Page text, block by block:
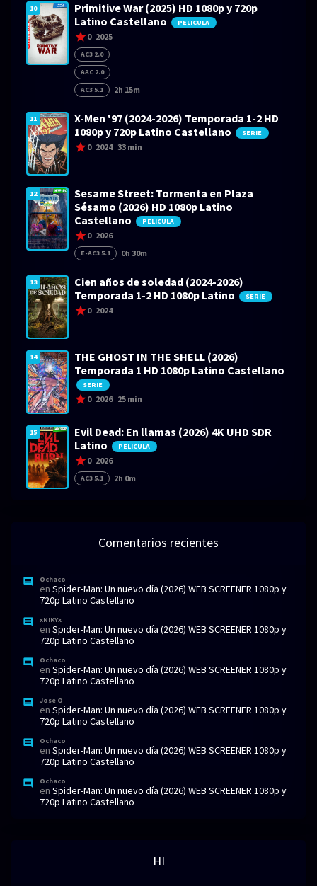
10
Primitive War (2025) HD 1080p y 720p
Latino Castellano
PELICULA
0 2025
AC3 2.0
AAC 2.0
AC3 5.1
2h 15m
11
X-Men '97 (2024-2026) Temporada 1-2 HD
1080p y 720p Latino Castellano
SERIE
0 2024 33 min
12
Sesame Street: Tormenta en Plaza
Sésamo (2026) HD 1080p Latino
Castellano
PELICULA
0 2026
E-AC3 5.1 0h 30m
13
Cien años de soledad (2024-2026)
Temporada 1-2 HD 1080p Latino
SERIE
0 2024
14
THE GHOST IN THE SHELL (2026)
Temporada 1 HD 1080p Latino Castellano
SERIE
0 2026 25 min
15
Evil Dead: En llamas (2026) 4K UHD SDR
Latino
PELICULA
0 2026
AC3 5.1 2h 0m
Comentarios recientes
Ochaco
en Spider-Man: Un nuevo día (2026) WEB SCREENER 1080p y
720p Latino Castellano
xNIKYx
en Spider-Man: Un nuevo día (2026) WEB SCREENER 1080p y
720p Latino Castellano
Ochaco
en Spider-Man: Un nuevo día (2026) WEB SCREENER 1080p y
720p Latino Castellano
Jose O
en Spider-Man: Un nuevo día (2026) WEB SCREENER 1080p y
720p Latino Castellano
Ochaco
en Spider-Man: Un nuevo día (2026) WEB SCREENER 1080p y
720p Latino Castellano
Ochaco
en Spider-Man: Un nuevo día (2026) WEB SCREENER 1080p y
720p Latino Castellano
HI